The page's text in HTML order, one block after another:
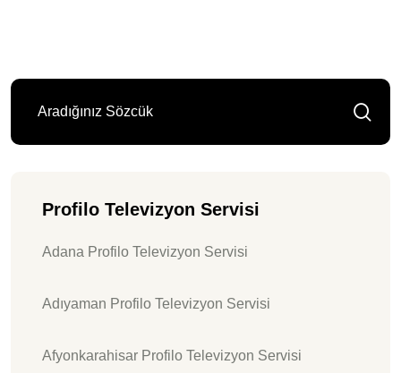
Profilo Televizyon Servisi
Adana Profilo Televizyon Servisi
Adıyaman Profilo Televizyon Servisi
Afyonkarahisar Profilo Televizyon Servisi